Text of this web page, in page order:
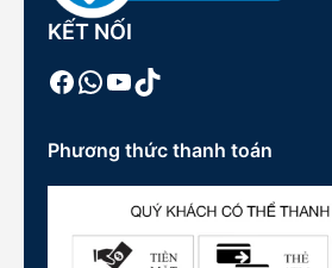
KẾT NỐI
Facebook
WhatsApp
Youtube
TikTok
Phương thức thanh toán